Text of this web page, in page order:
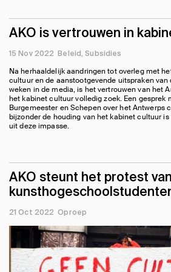
AKO is vertrouwen in
15 Nov 2022 Beleid Subsidies
Na herhaaldelijk aandringen tot overleg met
cultuur en de aanstootgevende uitspraken
weken in de media, is het vertrouwen van het
het kabinet cultuur volledig zoek. Een gesprek
Burgemeester en Schepen over het Antwerps
bijzonder de houding van het kabinet cultuur
uit deze impasse.
AKO steunt het protest
21 Oct 2022 Oproep